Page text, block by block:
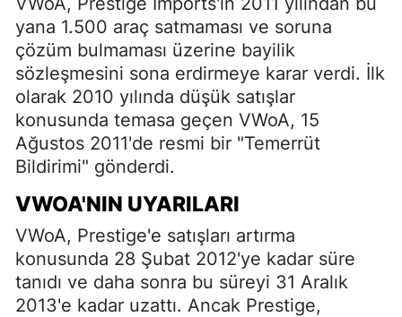
yana 1.500 araç satmaması ve soruna
çözüm bulmaması üzerine bayilik
sözleşmesini sona erdirmeye karar verdi. İlk
olarak 2010 yılında düşük satışlar
konusunda temasa geçen VWoA, 15
Ağustos 2011'de resmi bir "Temerrüt
Bildirimi" gönderdi.
VWOA'NIN UYARILARI
VWoA, Prestige'e satışları artırma
konusunda 28 Şubat 2012'ye kadar süre
tanıdı ve daha sonra bu süreyi 31 Aralık
2013'e kadar uzattı. Ancak Prestige,